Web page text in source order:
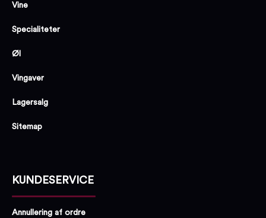
Vine
Specialiteter
Øl
Vingaver
Lagersalg
Sitemap
KUNDESERVICE
Annullering af ordre